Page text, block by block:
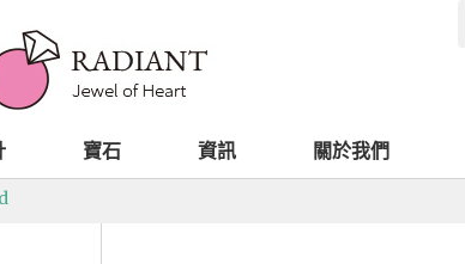
寶石 資訊 關於我們